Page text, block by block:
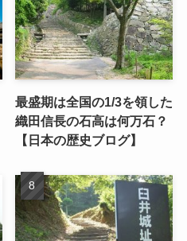
最盛期は全国の1/3を領した
織田信長の石高は何万石？
【日本の歴史ブログ】